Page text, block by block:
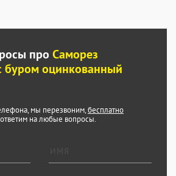
про Саморез
буром оцинкованный
мы перезвоним,бесплатно
на любые вопросы.